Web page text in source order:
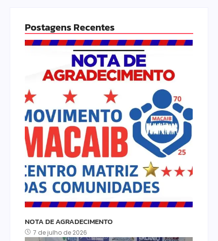
Postagens Recentes
NOTA DE AGRADECIMENTO
7 de julho de 2026